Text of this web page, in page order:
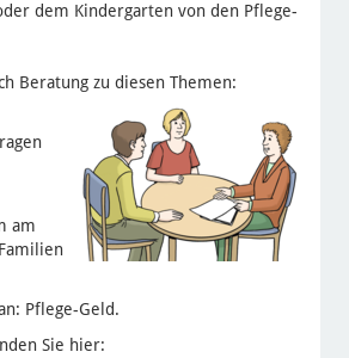
dem Kindergarten von den Pflege-
Beratung zu diesen Themen:
am
Pflege-Geld.
Sie hier: